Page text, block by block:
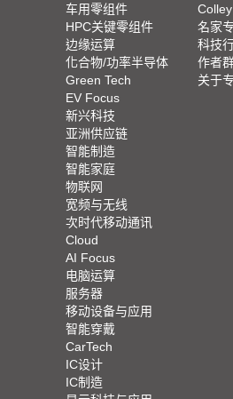
车用零组件
HPC关键零组件
边缘运算
化合物/功率半导体
Green Tech
EV Focus
新兴科技
亚洲供应链
智能制造
智能家庭
物联网
宽频与无线
次时代移动通讯
Cloud
AI Focus
电脑运算
服务器
移动设备与应用
智能穿戴
CarTech
IC设计
IC制造
名家
科技
作者
关于